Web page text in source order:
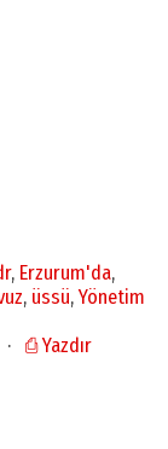
, Erzurum'da,
, üssü,Yönetim
⎙ Yazdır